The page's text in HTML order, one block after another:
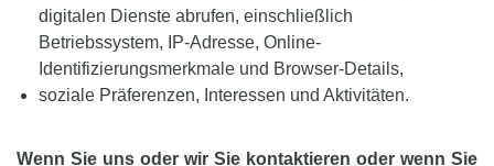
digitalen Dienste abrufen, einschließlich
Betriebssystem, IP-Adresse, Online-
Identifizierungsmerkmale und Browser-Details,
soziale Präferenzen, Interessen und Aktivitäten.
Wenn Sie uns oder wir Sie kontaktieren oder wenn Sie